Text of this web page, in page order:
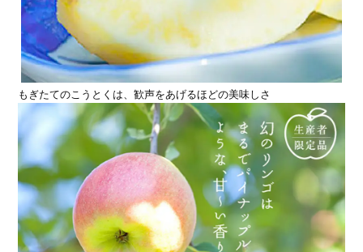
もぎたてのこうとくは、歓声をあげるほどの美味しさ